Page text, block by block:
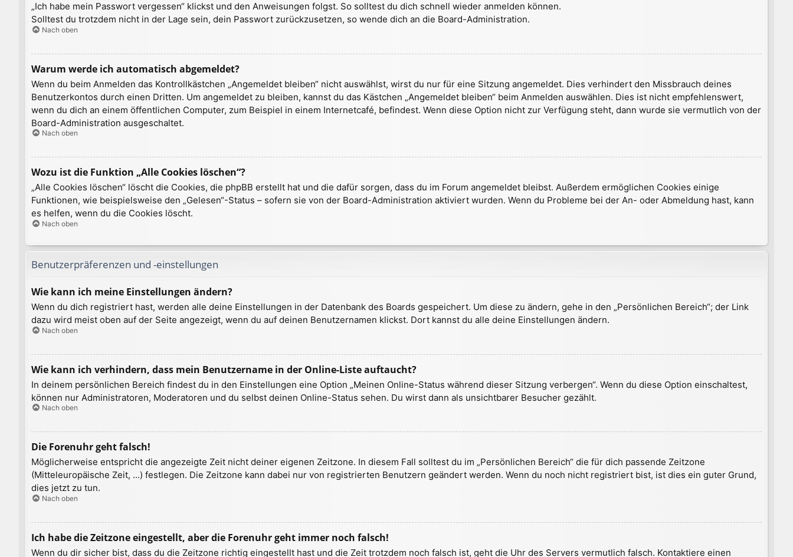
„Ich habe mein Passwort vergessen“ klickst und den Anweisungen folgst. So solltest du dich schnell wieder anmelden können.
Solltest du trotzdem nicht in der Lage sein, dein Passwort zurückzusetzen, so wende dich an die Board-Administration.
Nach oben
Warum werde ich automatisch abgemeldet?
Wenn du beim Anmelden das Kontrollkästchen „Angemeldet bleiben“ nicht auswählst, wirst du nur für eine Sitzung angemeldet. Dies verhindert den Missbrauch deines
Benutzerkontos durch einen Dritten. Um angemeldet zu bleiben, kannst du das Kästchen „Angemeldet bleiben“ beim Anmelden auswählen. Dies ist nicht empfehlenswert,
wenn du dich an einem öffentlichen Computer, zum Beispiel in einem Internetcafé, befindest. Wenn diese Option nicht zur Verfügung steht, dann wurde sie vermutlich von der
Board-Administration ausgeschaltet.
Nach oben
Wozu ist die Funktion „Alle Cookies löschen“?
„Alle Cookies löschen“ löscht die Cookies, die phpBB erstellt hat und die dafür sorgen, dass du im Forum angemeldet bleibst. Außerdem ermöglichen Cookies einige
Funktionen, wie beispielsweise den „Gelesen“-Status – sofern sie von der Board-Administration aktiviert wurden. Wenn du Probleme bei der An- oder Abmeldung hast, kann
es helfen, wenn du die Cookies löscht.
Nach oben
Benutzerpräferenzen und -einstellungen
Wie kann ich meine Einstellungen ändern?
Wenn du dich registriert hast, werden alle deine Einstellungen in der Datenbank des Boards gespeichert. Um diese zu ändern, gehe in den „Persönlichen Bereich“; der Link
dazu wird meist oben auf der Seite angezeigt, wenn du auf deinen Benutzernamen klickst. Dort kannst du alle deine Einstellungen ändern.
Nach oben
Wie kann ich verhindern, dass mein Benutzername in der Online-Liste auftaucht?
In deinem persönlichen Bereich findest du in den Einstellungen eine Option „Meinen Online-Status während dieser Sitzung verbergen“. Wenn du diese Option einschaltest,
können nur Administratoren, Moderatoren und du selbst deinen Online-Status sehen. Du wirst dann als unsichtbarer Besucher gezählt.
Nach oben
Die Forenuhr geht falsch!
Möglicherweise entspricht die angezeigte Zeit nicht deiner eigenen Zeitzone. In diesem Fall solltest du im „Persönlichen Bereich“ die für dich passende Zeitzone
(Mitteleuropäische Zeit, ...) festlegen. Die Zeitzone kann dabei nur von registrierten Benutzern geändert werden. Wenn du noch nicht registriert bist, ist dies ein guter Grund,
dies jetzt zu tun.
Nach oben
Ich habe die Zeitzone eingestellt, aber die Forenuhr geht immer noch falsch!
Wenn du dir sicher bist, dass du die Zeitzone richtig eingestellt hast und die Zeit trotzdem noch falsch ist, geht die Uhr des Servers vermutlich falsch. Kontaktiere einen